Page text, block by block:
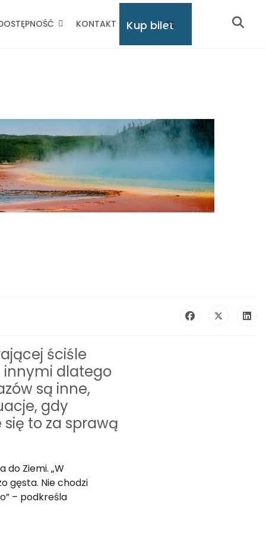
KONTAKT Kup bilet
ściśle
innymi dlatego
są inne,
gdy
to za sprawą
Ziemi. „W
gęsta. Nie chodzi
– podkreśla